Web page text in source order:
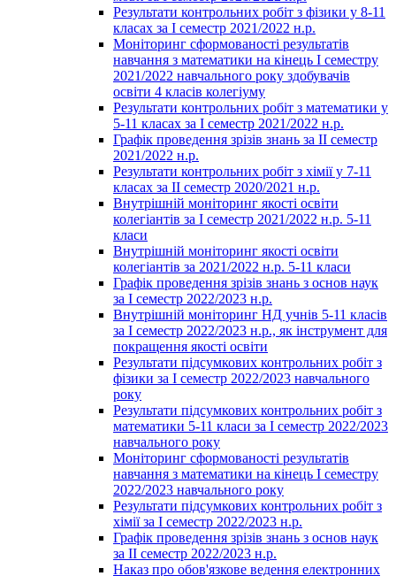
Результати контрольних робіт з фізики у 8-11
класах за І семестр 2021/2022 н.р.
Моніторинг сформованості результатів
навчання з математики на кінець І семестру
2021/2022 навчального року здобувачів
освіти 4 класів колегіуму
Результати контрольних робіт з математики у
5-11 класах за І семестр 2021/2022 н.р.
Графік проведення зрізів знань за ІІ семестр
2021/2022 н.р.
Результати контрольних робіт з хімії у 7-11
класах за ІІ семестр 2020/2021 н.р.
Внутрішній моніторинг якості освіти
колегіантів за І семестр 2021/2022 н.р. 5-11
класи
Внутрішній моніторинг якості освіти
колегіантів за 2021/2022 н.р. 5-11 класи
Графік проведення зрізів знань з основ наук
за І семестр 2022/2023 н.р.
Внутрішній моніторинг НД учнів 5-11 класів
за І семестр 2022/2023 н.р., як інструмент для
покращення якості освіти
Результати підсумкових контрольних робіт з
фізики за І семестр 2022/2023 навчального
року
Результати підсумкових контрольних робіт з
математики 5-11 класи за І семестр 2022/2023
навчального року
Моніторинг сформованості результатів
навчання з математики на кінець І семестру
2022/2023 навчального року
Результати підсумкових контрольних робіт з
хімії за І семестр 2022/2023 н.р.
Графік проведення зрізів знань з основ наук
за ІІ семестр 2022/2023 н.р.
Наказ про обов'язкове ведення електронних